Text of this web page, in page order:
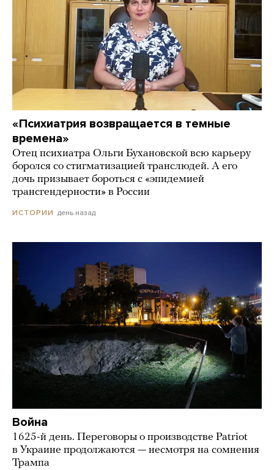
«Психиатрия возвращается в темные
времена»
Отец психиатра Ольги Бухановской всю карьеру
боролся со стигматизацией транслюдей. А его
дочь призывает бороться с «эпидемией
трансгендерности» в России
ИСТОРИИ день назад
Война
1625-й день. Переговоры о производстве Patriot
в Украине продолжаются — несмотря на сомнения
Трампа